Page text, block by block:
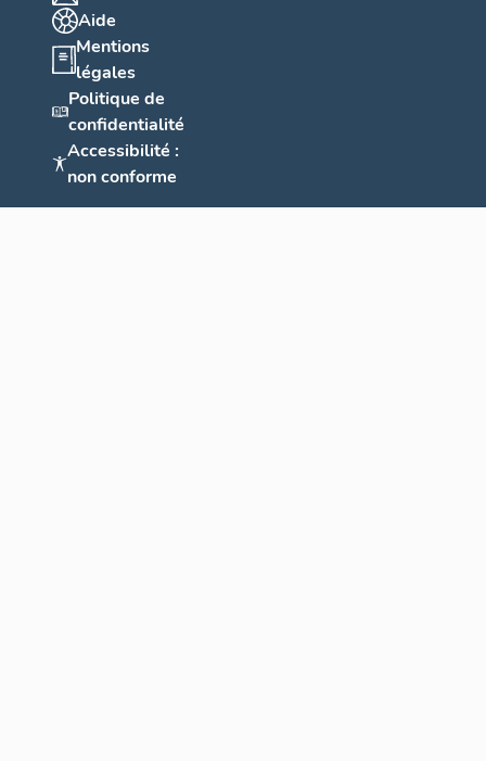
Aide
Mentions
légales
Politique de
confidentialité
Accessibilité :
non conforme